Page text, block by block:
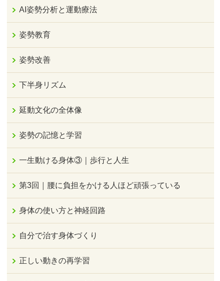
AI姿勢分析と運動療法
姿勢教育
姿勢改善
下半身リズム
延動文化の全体像
姿勢の記憶と学習
一生動ける身体③｜歩行と人生
第3回｜腰に負担をかける人ほど頑張っている
身体の使い方と神経回路
自分で治す身体づくり
正しい動きの再学習